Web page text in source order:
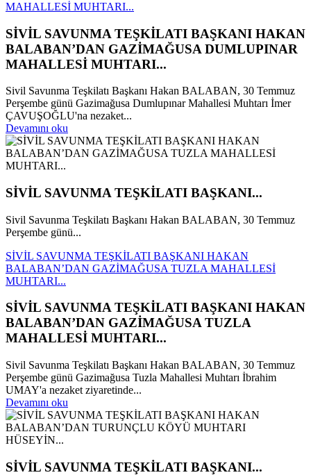
MAHALLESİ MUHTARI...
SİVİL SAVUNMA TEŞKİLATI BAŞKANI HAKAN
BALABAN’DAN GAZİMAĞUSA DUMLUPINAR
MAHALLESİ MUHTARI...
Sivil Savunma Teşkilatı Başkanı Hakan BALABAN, 30 Temmuz
Perşembe günü Gazimağusa Dumlupınar Mahallesi Muhtarı İmer
ÇAVUŞOĞLU'na nezaket...
Devamını oku
SİVİL SAVUNMA TEŞKİLATI BAŞKANI...
Sivil Savunma Teşkilatı Başkanı Hakan BALABAN, 30 Temmuz
Perşembe günü...
SİVİL SAVUNMA TEŞKİLATI BAŞKANI HAKAN
BALABAN’DAN GAZİMAĞUSA TUZLA MAHALLESİ
MUHTARI...
SİVİL SAVUNMA TEŞKİLATI BAŞKANI HAKAN
BALABAN’DAN GAZİMAĞUSA TUZLA
MAHALLESİ MUHTARI...
Sivil Savunma Teşkilatı Başkanı Hakan BALABAN, 30 Temmuz
Perşembe günü Gazimağusa Tuzla Mahallesi Muhtarı İbrahim
UMAY'a nezaket ziyaretinde...
Devamını oku
SİVİL SAVUNMA TEŞKİLATI BAŞKANI...